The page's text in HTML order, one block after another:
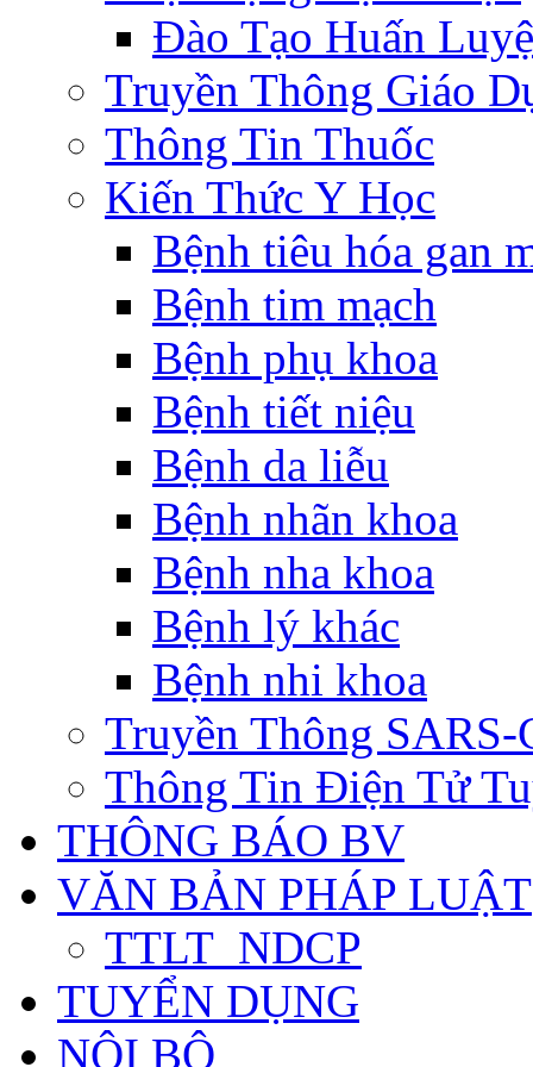
Đào Tạo Huấn
Truyền Thông Giáo
Thông Tin Thuốc
Kiến Thức Y Học
Bệnh tiêu hóa gan
Bệnh tim mạch
Bệnh phụ khoa
Bệnh tiết niệu
Bệnh da liễu
Bệnh nhãn khoa
Bệnh nha khoa
Bệnh lý khác
Bệnh nhi khoa
Truyền Thông SARS-
Thông Tin Điện Tử
THÔNG BÁO BV
VĂN BẢN PHÁP LUẬT
TTLT_NDCP
TUYỂN DỤNG
NỘI BỘ